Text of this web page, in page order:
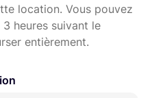
location. Vous pouvez
heures suivant le
entièrement.